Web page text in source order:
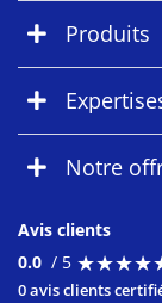
Produits
Notre
Avis clients
0.0 / 5 ★★★★
★★★★
0 avis clients